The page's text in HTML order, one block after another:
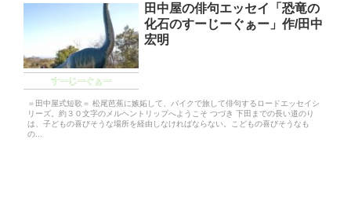
すーじーぐぁー
田中屋の俳句エッセイ「恐竜の
化石のすーじーぐぁー」作/田中
宏明
＝田中屋式短歌＝ 松尾芭蕉に嫉妬して、バイクで旅して俳句するロードエッセイシ
リーズ。約３０文字のメルヘントリップへようこそ つづき 下田までの長い道のり
は、子どもの喜びそうな場所を経由しなければならない。こどもの喜びそうなも
の...